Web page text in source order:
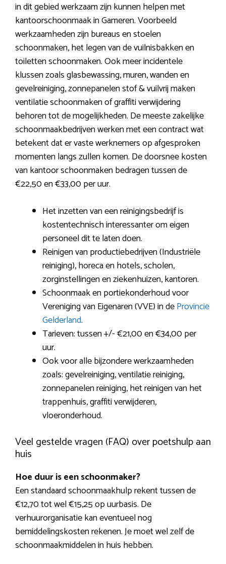
in dit gebied werkzaam zijn kunnen helpen met
kantoorschoonmaak in Gameren. Voorbeeld
werkzaamheden zijn bureaus en stoelen
schoonmaken, het legen van de vuilnisbakken en
toiletten schoonmaken. Ook meer incidentele
klussen zoals glasbewassing, muren, wanden en
gevelreiniging, zonnepanelen stof & vuilvrij maken
ventilatie schoonmaken of graffiti verwijdering
behoren tot de mogelijkheden. De meeste zakelijke
schoonmaakbedrijven werken met een contract wat
betekent dat er vaste werknemers op afgesproken
momenten langs zullen komen. De doorsnee kosten
van kantoor schoonmaken bedragen tussen de
€22,50 en €33,00 per uur.
Het inzetten van een reinigingsbedrijf is
kostentechnisch interessanter om eigen
personeel dit te laten doen.
Reinigen van productiebedrijven (Industriële
reiniging), horeca en hotels, scholen,
zorginstellingen en ziekenhuizen, kantoren.
Schoonmaak en portiekonderhoud voor
Vereniging van Eigenaren (VVE) in deProvincie
Gelderland.
Tarieven: tussen +/- €21,00 en €34,00 per
uur.
Ook voor alle bijzondere werkzaamheden
zoals: gevelreiniging, ventilatie reiniging,
zonnepanelen reiniging, het reinigen van het
trappenhuis, graffiti verwijderen,
vloeronderhoud.
Veel gestelde vragen (FAQ) over poetshulp aan
huis
Hoe duur is een schoonmaker?
Een standaard schoonmaakhulp rekent tussen de
€12,70 tot wel €15,25 op uurbasis. De
verhuurorganisatie kan eventueel nog
bemiddelingskosten rekenen. Je moet wel zelf de
schoonmaakmiddelen in huis hebben.